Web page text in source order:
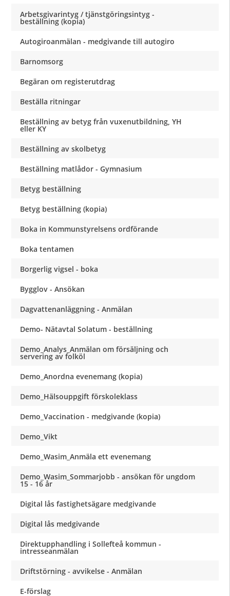
Arbetsgivarintyg / tjänstgöringsintyg -
beställning (kopia)
Autogiroanmälan - medgivande till autogiro
Barnomsorg
Begäran om registerutdrag
Beställa ritningar
Beställning av betyg från vuxenutbildning, YH
eller KY
Beställning av skolbetyg
Beställning matlådor - Gymnasium
Betyg beställning
Betyg beställning (kopia)
Boka in Kommunstyrelsens ordförande
Boka tentamen
Borgerlig vigsel - boka
Bygglov - Ansökan
Dagvattenanläggning - Anmälan
Demo- Nätavtal Solatum - beställning
Demo_Analys_Anmälan om försäljning och
servering av folköl
Demo_Anordna evenemang (kopia)
Demo_Hälsouppgift förskoleklass
Demo_Vaccination - medgivande (kopia)
Demo_Vikt
Demo_Wasim_Anmäla ett evenemang
Demo_Wasim_Sommarjobb - ansökan för ungdom
15 - 16 år
Digital lås fastighetsägare medgivande
Digital lås medgivande
Direktupphandling i Sollefteå kommun -
intresseanmälan
Driftstörning - avvikelse - Anmälan
E-förslag